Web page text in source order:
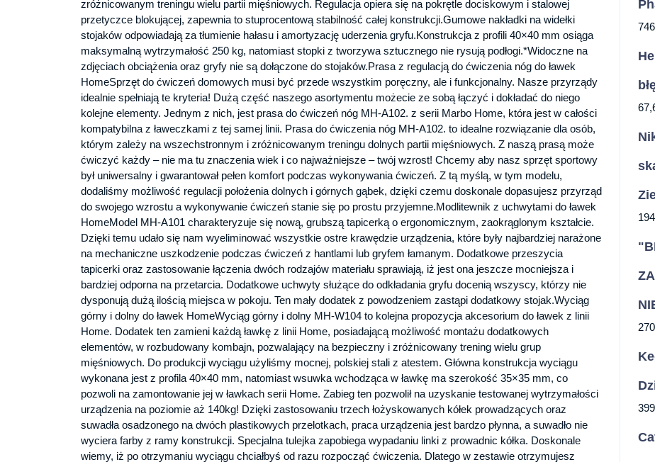
zróżnicowanym treningu wielu partii mięśniowych. Regulacja opiera się na pokrętle dociskowym i stalowej
przetyczce blokującej, zapewnia to stuprocentową stabilność całej konstrukcji.Gumowe nakładki na widełki
stojaków odpowiadają za tłumienie hałasu i amortyzację uderzenia gryfu.Konstrukcja z profili 40×40 mm osiąga
maksymalną wytrzymałość 250 kg, natomiast stopki z tworzywa sztucznego nie rysują podłogi.*Widoczne na
zdjęciach obciążenia oraz gryfy nie są dołączone do stojaków.Prasa z regulacją do ćwiczenia nóg do ławek
HomeSprzęt do ćwiczeń domowych musi być przede wszystkim poręczny, ale i funkcjonalny. Nasze przyrządy
idealnie spełniają te kryteria! Dużą część naszego asortymentu możecie ze sobą łączyć i dokładać do niego
kolejne elementy. Jednym z nich, jest prasa do ćwiczeń nóg MH-A102. z serii Marbo Home, która jest w całości
kompatybilna z ławeczkami z tej samej linii. Prasa do ćwiczenia nóg MH-A102. to idealne rozwiązanie dla osób,
którym zależy na wszechstronnym i zróżnicowanym treningu dolnych partii mięśniowych. Z naszą prasą może
ćwiczyć każdy – nie ma tu znaczenia wiek i co najważniejsze – twój wzrost! Chcemy aby nasz sprzęt sportowy
był uniwersalny i gwarantował pełen komfort podczas wykonywania ćwiczeń. Z tą myślą, w tym modelu,
dodaliśmy możliwość regulacji położenia dolnych i górnych gąbek, dzięki czemu doskonale dopasujesz przyrząd
do swojego wzrostu a wykonywanie ćwiczeń stanie się po prostu przyjemne.Modlitewnik z uchwytami do ławek
HomeModel MH-A101 charakteryzuje się nową, grubszą tapicerką o ergonomicznym, zaokrąglonym kształcie.
Dzięki temu udało się nam wyeliminować wszystkie ostre krawędzie urządzenia, które były najbardziej narażone
na mechaniczne uszkodzenie podczas ćwiczeń z hantlami lub gryfem łamanym. Dodatkowe przeszycia
tapicerki oraz zastosowanie łączenia dwóch rodzajów materiału sprawiają, iż jest ona jeszcze mocniejsza i
bardziej odporna na przetarcia. Dodatkowe uchwyty służące do odkładania gryfu docenią wszyscy, którzy nie
dysponują dużą ilością miejsca w pokoju. Ten mały dodatek z powodzeniem zastąpi dodatkowy stojak.Wyciąg
górny i dolny do ławek HomeWyciąg górny i dolny MH-W104 to kolejna propozycja akcesorium do ławek z linii
Home. Dodatek ten zamieni każdą ławkę z linii Home, posiadającą możliwość montażu dodatkowych
elementów, w rozbudowany kombajn, pozwalający na bezpieczny i zróżnicowany trening wielu grup
mięśniowych. Do produkcji wyciągu użyliśmy mocnej, polskiej stali z atestem. Główna konstrukcja wyciągu
wykonana jest z profila 40×40 mm, natomiast wsuwka wchodząca w ławkę ma szerokość 35×35 mm, co
pozwoli na zamontowanie jej w ławkach serii Home. Zabieg ten pozwolił na uzyskanie testowanej wytrzymałości
urządzenia na poziomie aż 140kg! Dzięki zastosowaniu trzech łożyskowanych kółek prowadzących oraz
suwadła osadzonego na dwóch plastikowych przelotkach, praca urządzenia jest bardzo płynna, a suwadło nie
wyciera farby z ramy konstrukcji. Specjalna tulejka zapobiega wypadaniu linki z prowadnic kółka. Doskonale
wiemy, iż po otrzymaniu wyciągu chciałbyś od razu rozpocząć ćwiczenia. Dlatego w zestawie otrzymujesz